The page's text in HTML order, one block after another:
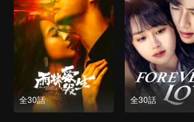
全30話 全30話